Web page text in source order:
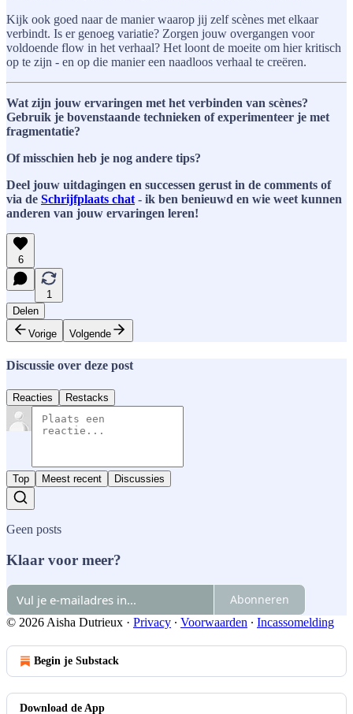
Kijk ook goed naar de manier waarop jij zelf scènes met elkaar
verbindt. Is er genoeg variatie? Zorgen jouw overgangen voor
voldoende flow in het verhaal? Het loont de moeite om hier kritisch
op te zijn - en op die manier een naadloos verhaal te creëren.
Wat zijn jouw ervaringen met het verbinden van scènes?
Gebruik je bovenstaande technieken of experimenteer je met
fragmentatie?
Of misschien heb je nog andere tips?
Deel jouw uitdagingen en successen gerust in de comments of
via de Schrijfplaats chat - ik ben benieuwd en wie weet kunnen
anderen van jouw ervaringen leren!
6
1
Delen
Vorige
Volgende
Discussie over deze post
Reacties Restacks
Top Meest recent Discussies
Geen posts
Klaar voor meer?
Abonneren
© 2026 Aisha Dutrieux · Privacy ∙ Voorwaarden ∙ Incassomelding
Begin je Substack
Download de App